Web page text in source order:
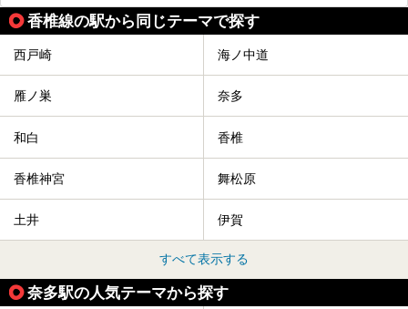
香椎線の駅から同じテーマで探す
西戸崎 海ノ中道
雁ノ巣 奈多
和白 香椎
香椎神宮 舞松原
土井 伊賀
すべて表示する
奈多駅の人気テーマから探す